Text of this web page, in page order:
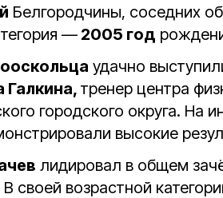
Белгородчины, соседних
— 2005 год
удачно
Галкина, тренер центра
городского округа. На
высокие
лидировал в общем
В своей возрастной